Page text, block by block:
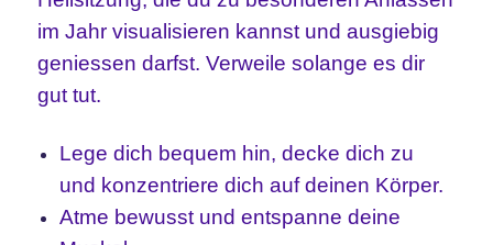
im Jahr visualisieren kannst und ausgiebig
geniessen darfst. Verweile solange es dir
gut tut.
Lege dich bequem hin, decke dich zu
und konzentriere dich auf deinen Körper.
Atme bewusst und entspanne deine